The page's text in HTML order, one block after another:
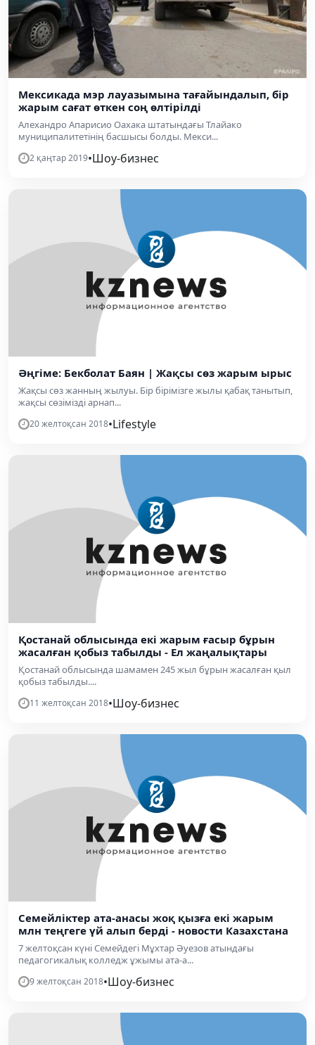
Мексикада мэр лауазымына тағайындалып, бір
жарым сағат өткен соң өлтірілді
Алехандро Апарисио Оахака штатындағы Тлайако
муниципалитетінің басшысы болды. Мекси...
2 қаңтар 2019•Шоу-бизнес
Әңгіме: Бекболат Баян | Жақсы сөз жарым ырыс
Жақсы сөз жанның жылуы. Бір бірімізге жылы қабақ танытып,
жақсы сөзімізді арнап...
20 желтоқсан 2018•Lifestyle
Қостанай облысында екі жарым ғасыр бұрын
жасалған қобыз табылды - Ел жаңалықтары
Қостанай облысында шамамен 245 жыл бұрын жасалған қыл
қобыз табылды....
11 желтоқсан 2018•Шоу-бизнес
Семейліктер ата-анасы жоқ қызға екі жарым
млн теңгеге үй алып берді - новости Казахстана
7 желтоқсан күні Семейдегі Мұхтар Әуезов атындағы
педагогикалық колледж ұжымы ата-а...
9 желтоқсан 2018•Шоу-бизнес